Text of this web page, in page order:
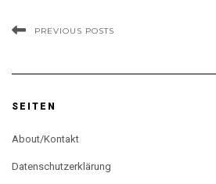
PREVIOUS POSTS
SEITEN
About/Kontakt
Datenschutzerklärung